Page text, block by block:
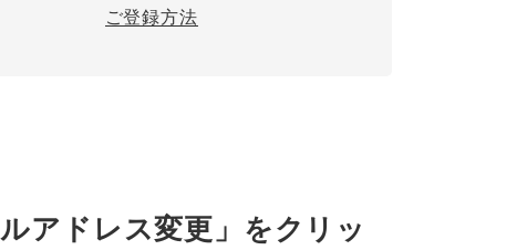
ご登録方法
アドレス変更」をクリッ